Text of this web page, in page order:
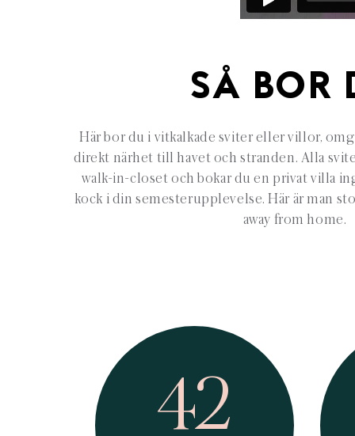
SÅ BOR
Här bor du i vitkalkade sviter eller villor,
direkt närhet till havet och stranden. Alla
walk-in-closet och bokar du en privat villa
kock i din semesterupplevelse. Här är man
away from home.
42